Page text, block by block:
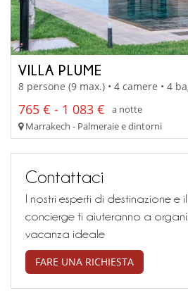
VILLA PLUME
8 persone (9 max.) • 4 camere • 4
765 € - 1 083 €
a notte
Marrakech - Palmeraie e dintorni
Contattaci
I nostri esperti di destinazione e
concierge ti aiuteranno a
vacanza ideale
FARE UNA RICHIESTA